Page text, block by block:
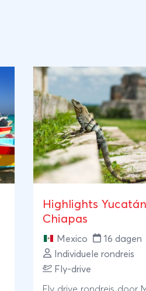
Highlights
Chiapas
Mexico
16 dagen
Individuele rondreis
Fly-drive